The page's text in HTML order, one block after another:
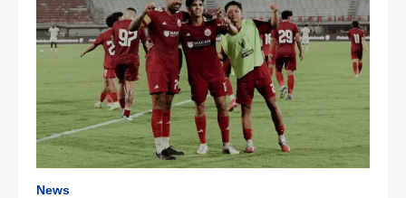
News